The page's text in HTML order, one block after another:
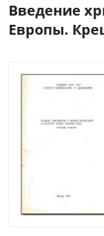
Введение
Европы.